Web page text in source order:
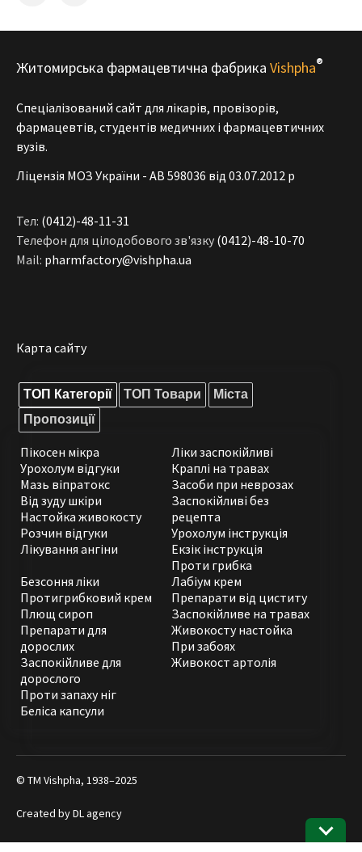
Житомирська фармацевтична фабрика Vishpha®
Спеціалізований сайт для лікарів, провізорів,
фармацевтів, студентів медичних і фармацевтичних
вузів.
Ліцензія МОЗ України - АВ 598036 від 03.07.2012 р
Тел: (0412)-48-11-31
Телефон для цілодобового зв'язку (0412)-48-10-70
Mail: pharmfactory@vishpha.ua
Карта сайту
ТОП Категорії ТОП Товари
Міста
Пропозиції
Пікосен мікра
Урохолум відгуки
Мазь віпратокс
Від зуду шкіри
Настойка живокосту
Розчин відгуки
Лікування ангіни
Ліки заспокійливі
Краплі на травах
Засоби при неврозах
Заспокійливі без
рецепта
Урохолум інструкція
Екзік інструкція
Проти грибка
Безсоння ліки
Протигрибковий крем
Плющ сироп
Препарати для
дорослих
Заспокійливе для
дорослого
Проти запаху ніг
Беліса капсули
Лабіум крем
Препарати від циститу
Заспокійливе на травах
Живокосту настойка
При забоях
Живокост артолія
© ТМ Vishpha, 1938–2025
Created byDL agency